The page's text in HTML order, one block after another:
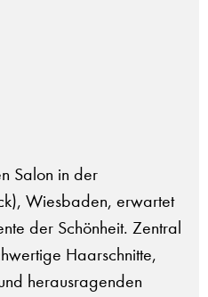
Salon in der
Wiesbaden, erwartet
der Schönheit. Zentral
Haarschnitte,
herausragenden